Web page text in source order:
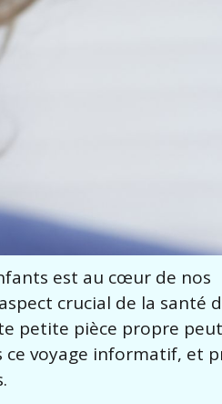
est au cœur de nos
crucial de la santé
petite pièce propre
voyage informatif, et